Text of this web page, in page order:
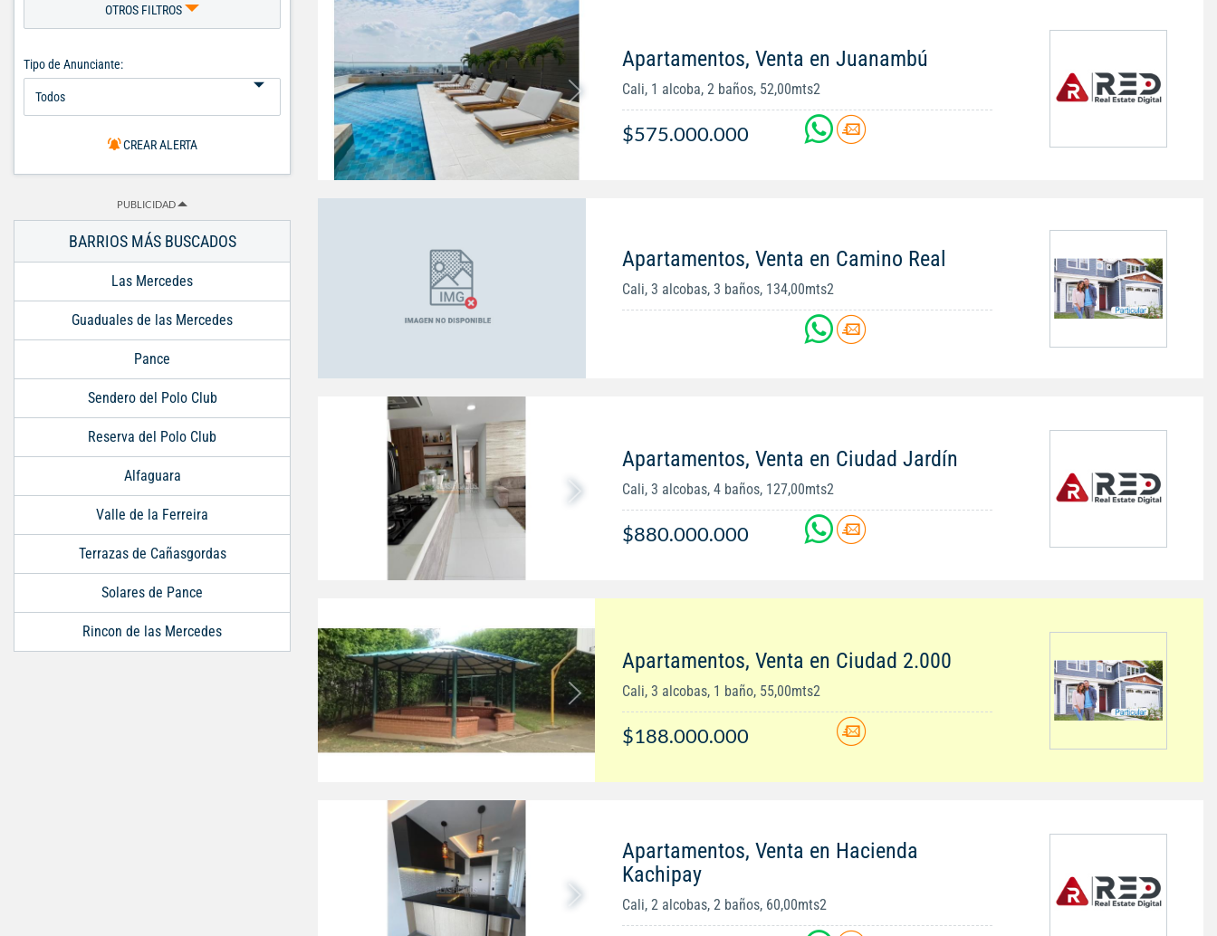
Apartamentos, Venta en Juanambú
Cali, 1 alcoba, 2 baños, 52,00mts2
$575.000.000
Apartamentos, Venta en Camino Real
Cali, 3 alcobas, 3 baños, 134,00mts2
Apartamentos, Venta en Ciudad Jardín
Cali, 3 alcobas, 4 baños, 127,00mts2
$880.000.000
Apartamentos, Venta en Ciudad 2.000
Cali, 3 alcobas, 1 baño, 55,00mts2
$188.000.000
Apartamentos, Venta en Hacienda
Kachipay
Cali, 2 alcobas, 2 baños, 60,00mts2
OTROS FILTROS
Tipo de Anunciante:
CREAR ALERTA
PUBLICIDAD
BARRIOS MÁS BUSCADOS
Las Mercedes
Guaduales de las Mercedes
Pance
Sendero del Polo Club
Reserva del Polo Club
Alfaguara
Valle de la Ferreira
Terrazas de Cañasgordas
Solares de Pance
Rincon de las Mercedes